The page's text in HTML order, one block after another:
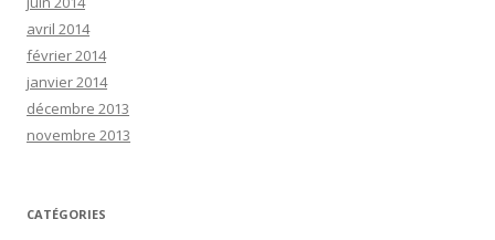
avril 2014
février 2014
janvier 2014
décembre 2013
novembre 2013
CATÉGORIES